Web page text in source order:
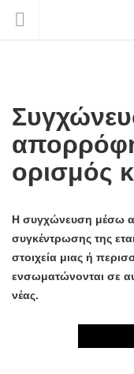
ορισμός
Η συγχώνευση μέσω
συγκέντρωσης της
στοιχεία μιας ή
ενσωματώνονται σε
νέας.